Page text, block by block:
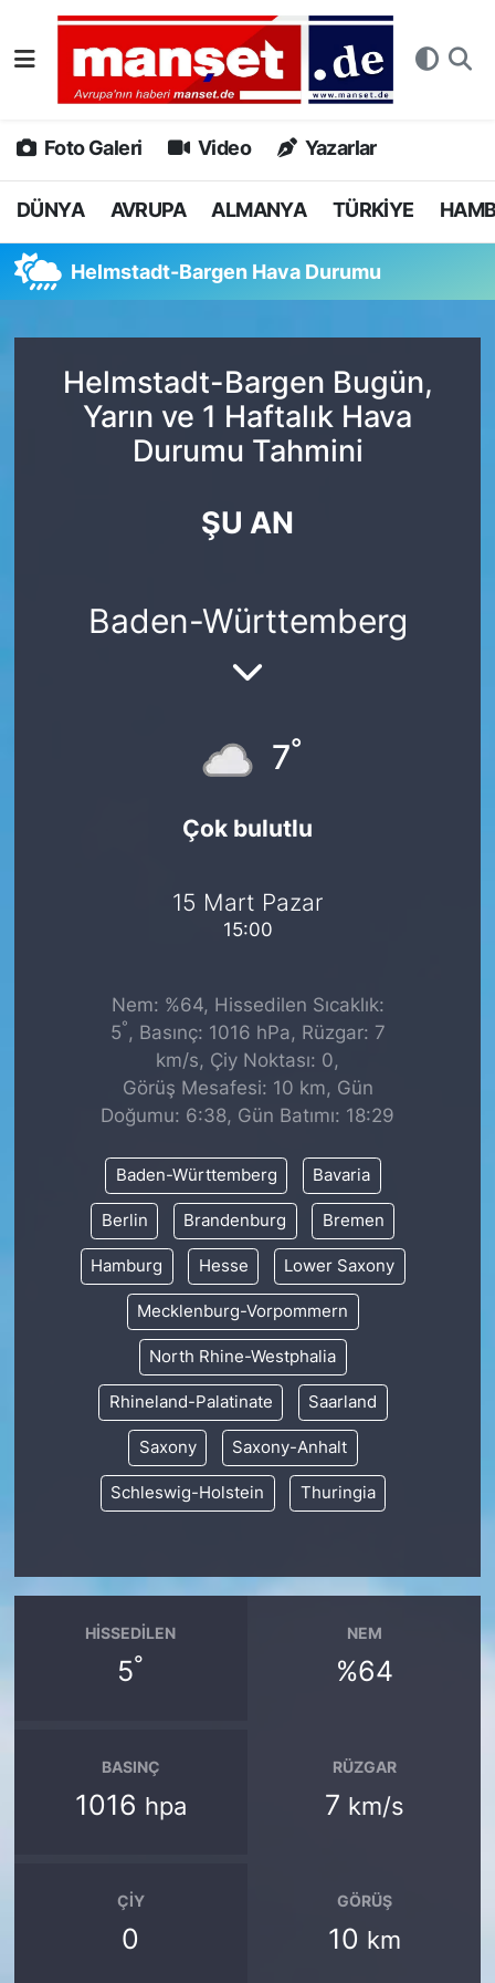
Foto Galeri Video Yazarlar
DÜNYA AVRUPA ALMANYA TÜRKİYE
Helmstadt-Bargen Hava Durumu
Helmstadt-Bargen Bugün,
Yarın ve 1 Haftalık Hava
Durumu Tahmini
ŞU AN
Baden-Württemberg
7°
Çok bulutlu
15 Mart Pazar
15:00
Nem: %64, Hissedilen Sıcaklık:
5° , Basınç: 1016 hPa, Rüzgar: 7
km/s, Çiy Noktası: 0,
Görüş Mesafesi: 10 km, Gün
Doğumu: 6:38, Gün Batımı: 18:29
Baden-Württemberg Bavaria
Berlin Brandenburg Bremen
Hamburg Hesse Lower Saxony
Mecklenburg-Vorpommern
North Rhine-Westphalia
Rhineland-Palatinate Saarland
Saxony Saxony-Anhalt
Schleswig-Holstein Thuringia
HISSEDILEN
5°
NEM
%64
BASINÇ
1016 hpa
RÜZGAR
7 km/s
ÇIY
0
GÖRÜŞ
10 km
DÜNYA
AVRUPA
ALMANYA
SPOR
DEUTSCH
Nöbetçi Eczaneler
Hava Durumu
Namaz Vakitleri
Tüm Manşetler
Son Dakika Haberleri